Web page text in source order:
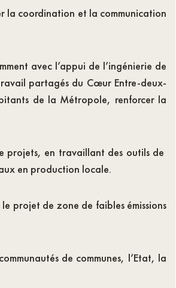
la coordination et la communication
avec l’appui de l’ingénierie de
partagés du Cœur Entre-deux-
de la Métropole, renforcer la
projets, en travaillant des outils de
en production locale.
projet de zone de faibles émissions
de communes, l’Etat, la